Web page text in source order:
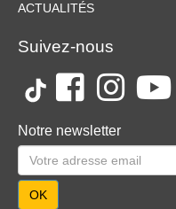
ACTUALITÉS
Suivez-nous
Notre newsletter
OK